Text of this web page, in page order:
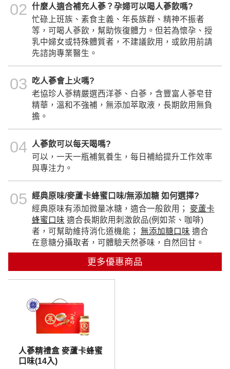
02 什麼人適合補充人蔘？孕婦可以喝人蔘飲嗎?
忙碌上班族、素食主義、年長族群、精神不振者
等，可喝人蔘飲，幫助恢復體力。但若為懷孕、授
乳中婦女或特殊體質者，不建議飲用，或飲用前請
先諮詢專業醫生。
03
吃人蔘會上火嗎?
老協珍人蔘精嚴選西洋蔘、白蔘，含豐富人蔘皂苷
精華，溫和不強補，無添加萃取液，長期飲用無負
擔。
04
人蔘飲可以每天喝嗎?
可以，一天一瓶補氣養生，每日補給提升工作效率
與專注力。
05 經典原味/麥蘆卡蜂蜜口味/無添加糖 如何選擇?
經典原味有添加微量冰糖，適合一般飲用； 麥蘆卡
蜂蜜口味 適合長期飲用刺激飲品(例如茶、咖啡)
者，可幫助維持消化道機能； 無添加糖口味 適合
在意糖分攝取者，可體驗天然蔘味，自然回甘。
更多優惠商品
人蔘精禮盒 麥蘆卡蜂蜜
口味(14入)